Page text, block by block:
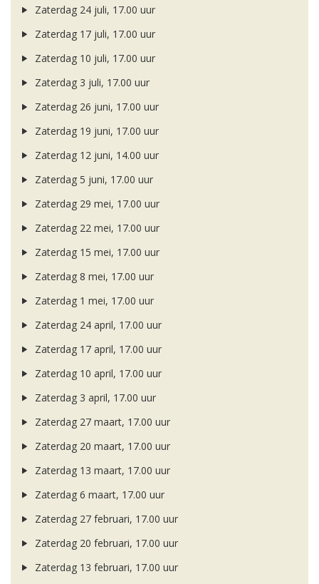
Zaterdag 24 juli, 17.00 uur
Zaterdag 17 juli, 17.00 uur
Zaterdag 10 juli, 17.00 uur
Zaterdag 3 juli, 17.00 uur
Zaterdag 26 juni, 17.00 uur
Zaterdag 19 juni, 17.00 uur
Zaterdag 12 juni, 14.00 uur
Zaterdag 5 juni, 17.00 uur
Zaterdag 29 mei, 17.00 uur
Zaterdag 22 mei, 17.00 uur
Zaterdag 15 mei, 17.00 uur
Zaterdag 8 mei, 17.00 uur
Zaterdag 1 mei, 17.00 uur
Zaterdag 24 april, 17.00 uur
Zaterdag 17 april, 17.00 uur
Zaterdag 10 april, 17.00 uur
Zaterdag 3 april, 17.00 uur
Zaterdag 27 maart, 17.00 uur
Zaterdag 20 maart, 17.00 uur
Zaterdag 13 maart, 17.00 uur
Zaterdag 6 maart, 17.00 uur
Zaterdag 27 februari, 17.00 uur
Zaterdag 20 februari, 17.00 uur
Zaterdag 13 februari, 17.00 uur